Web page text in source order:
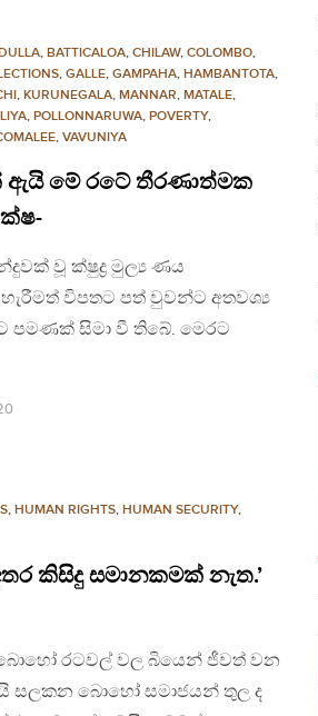
, BATTICALOA, CHILAW, COLOMBO,
, GALLE, GAMPAHA, HAMBANTOTA,
, KURUNEGALA, MANNAR, MATALE,
, POLLONNARUWA, POVERTY,
, VAVUNIYA
ඇයි මේ රටේ තීරණාත්මක
වූ ක්ෂුද්‍ර මුල්‍ය ණය
විපතට පත් වුවන්ට අතවශ්‍ය
පමණක් සිමා වී තිබේ. මෙරට
, HUMAN RIGHTS, HUMAN SECURITY,
කිසිදු සමානකමක් නැත.’
බොහෝ රටවල් වල බියෙන් ජීවත් වන
සලකන බොහෝ සමාජයන් තුල ද